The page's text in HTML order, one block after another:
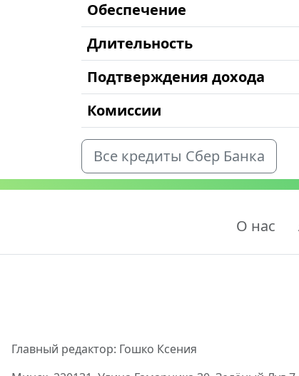
Обеспечение
Длительность
Подтверждения дохода
Комиссии
Все кредиты Сбер Банка
О нас
Главный редактор: Гошко Ксения